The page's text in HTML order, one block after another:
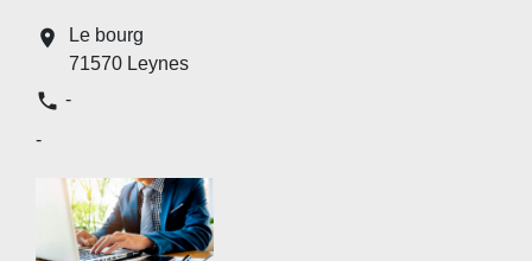
location_on
Le bourg
71570 Leynes
phone -
-